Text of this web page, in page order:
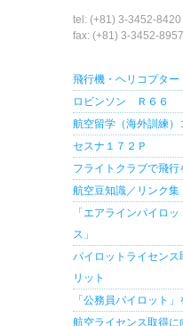
tel: (+81) 3-3452-8420
fax: (+81) 3-3452-8957
飛行機・ヘリコプタ
ロビンソン Ｒ６６
航空留学（海外訓練）
セスナ１７２Ｐ
フライトクラブで飛行
航空豆知識／リンク集
「エアラインパイロ
ス」
パイロットライセンス
リット
「公務員パイロット」
航空ライセンス取得